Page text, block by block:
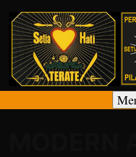
Skip
to
content
PENCAK SILAT –